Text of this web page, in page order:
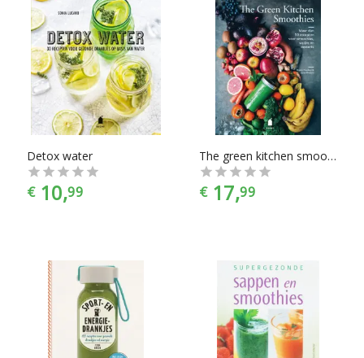
Detox water
€ 10,99
The green kitchen smoothies
€ 17,99